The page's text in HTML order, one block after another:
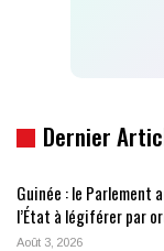
Dernier
Guinée : le Parlement
l’État à légiférer par
Août 3, 2026